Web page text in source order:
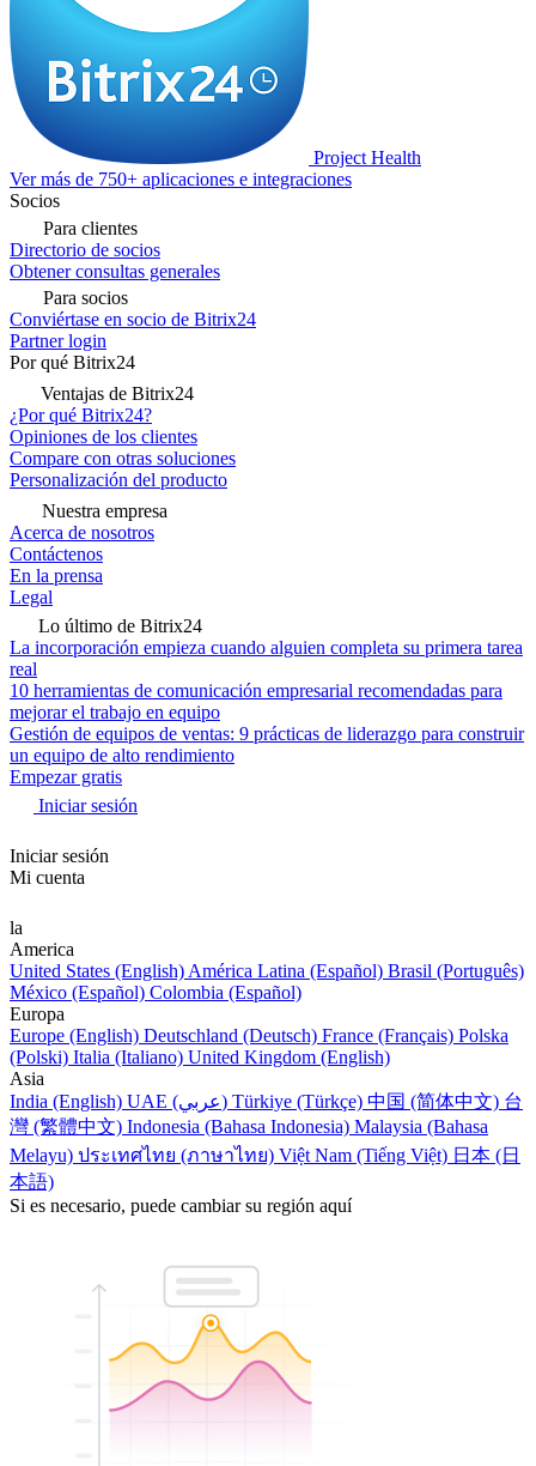
Project Health
Ver más de 750+ aplicaciones e integraciones
Socios
Para clientes
Directorio de socios
Obtener consultas generales
Para socios
Conviértase en socio de Bitrix24
Partner login
Por qué Bitrix24
Ventajas de Bitrix24
¿Por qué Bitrix24?
Opiniones de los clientes
Compare con otras soluciones
Personalización del producto
Nuestra empresa
Acerca de nosotros
Contáctenos
En la prensa
Legal
Lo último de Bitrix24
La incorporación empieza cuando alguien completa su primera tarea
real
10 herramientas de comunicación empresarial recomendadas para
mejorar el trabajo en equipo
Gestión de equipos de ventas: 9 prácticas de liderazgo para construir
un equipo de alto rendimiento
Empezar gratis
Iniciar sesión
Iniciar sesión
Mi cuenta
la
America
United States (English) América Latina (Español) Brasil (Português)
México (Español) Colombia (Español)
Europa
Europe (English) Deutschland (Deutsch) France (Français) Polska
(Polski) Italia (Italiano) United Kingdom (English)
Asia
India (English)
UAE (عربي) Türkiye (Türkçe) 中国 (简体中文) 台
灣 (繁體中文) Indonesia (Bahasa Indonesia) Malaysia (Bahasa
Melayu) ประเทศไทย (ภาษาไทย) Việt Nam (Tiếng Việt) 日本 (日
本語)
Si es necesario, puede cambiar su región aquí